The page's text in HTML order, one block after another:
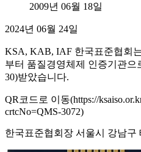
2009년 06월 18일
2024년 06월 24일
KSA, KAB, IAF 한국표준협회
부터 품질경영체제 인증기관
30)받았습니다.
QR코드로 이동(https://
crtcNo=QMS-3072)
한국표준협회장 서울시 강남구